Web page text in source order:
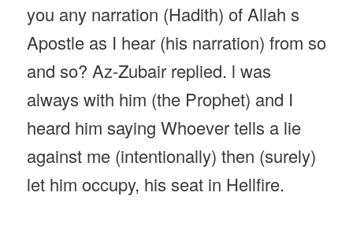
you any narration (Hadith) of Allah s
Apostle as I hear (his narration) from so
and so? Az-Zubair replied. l was
always with him (the Prophet) and I
heard him saying Whoever tells a lie
against me (intentionally) then (surely)
let him occupy, his seat in Hellfire.